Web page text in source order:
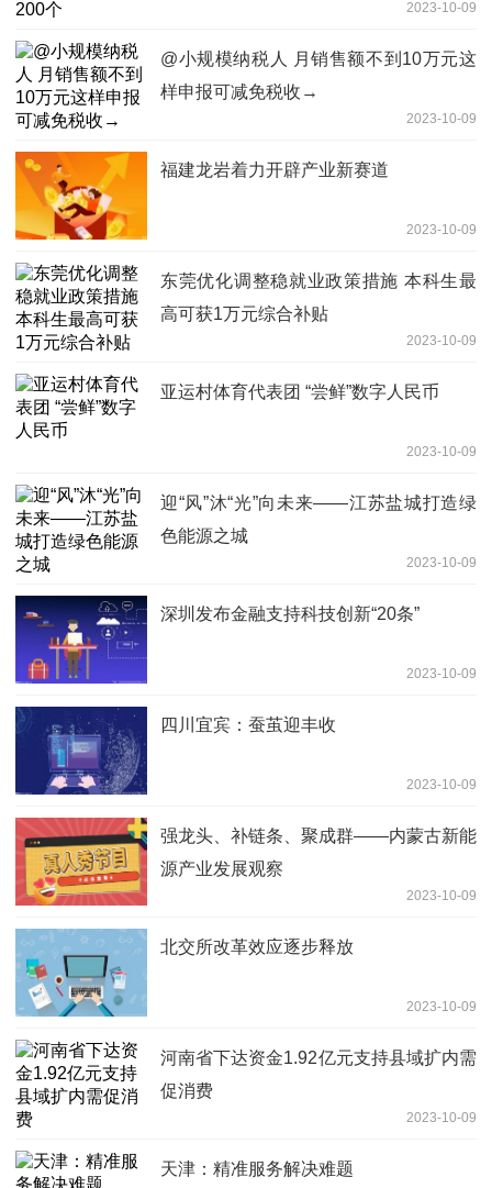
2023-10-09
@小规模纳税人 月销售额不到10万元这
样申报可减免税收→
2023-10-09
福建龙岩着力开辟产业新赛道
2023-10-09
东莞优化调整稳就业政策措施 本科生最
高可获1万元综合补贴
2023-10-09
亚运村体育代表团 “尝鲜”数字人民币
2023-10-09
迎“风”沐“光”向未来——江苏盐城打造绿
色能源之城
2023-10-09
深圳发布金融支持科技创新“20条”
2023-10-09
四川宜宾：蚕茧迎丰收
2023-10-09
强龙头、补链条、聚成群——内蒙古新能
源产业发展观察
2023-10-09
北交所改革效应逐步释放
2023-10-09
河南省下达资金1.92亿元支持县域扩内需
促消费
2023-10-09
天津：精准服务解决难题